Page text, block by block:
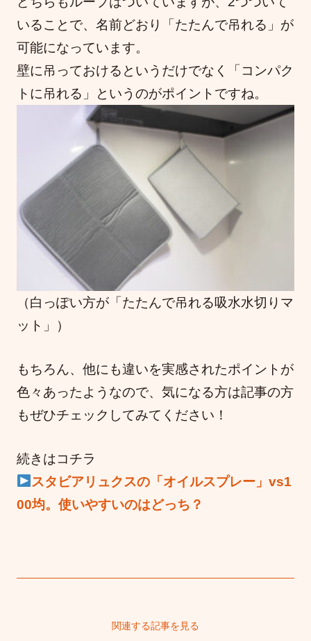
いることで、名前どおり「たたんで吊れる」が
可能になっています。
壁に吊っておけるというだけでなく「コンパク
トに吊れる」というのがポイントですね。
（白っぽい方が「たたんで吊れる吸水水切りマ
ット」）
もちろん、他にも違いを実感されたポイントが
色々あったようなので、気になる方は記事の方
もぜひチェックしてみてください！
続きはコチラ
スタビアリュクスの「オイルスプレー」vs1
00均。使いやすいのはどっち？
関連する記事を見る